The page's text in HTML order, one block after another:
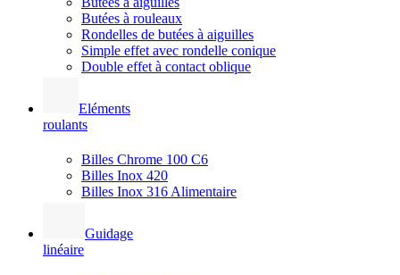
Butées à rouleaux
Rondelles de butées à aiguilles
Simple effet avec rondelle conique
Double effet à contact oblique
Eléments
roulants
Billes Chrome 100 C6
Billes Inox 420
Billes Inox 316 Alimentaire
Guidage
linéaire